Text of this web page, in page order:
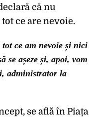
că nu
ce are nevoie.
ce am nevoie și nici
se așeze și, apoi, vom
administrator la
se află în Piața